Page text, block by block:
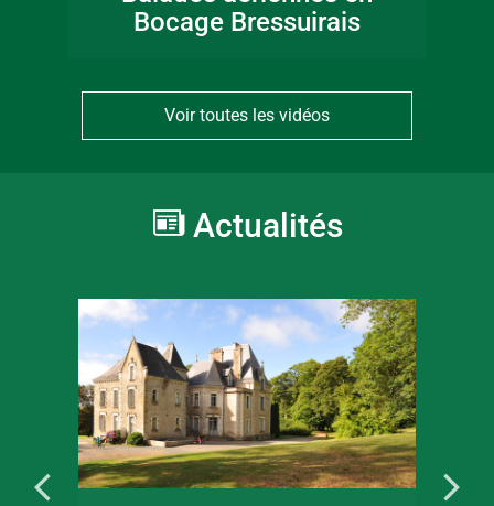
Bocage Bressuirais
Voir toutes les vidéos
Actualités